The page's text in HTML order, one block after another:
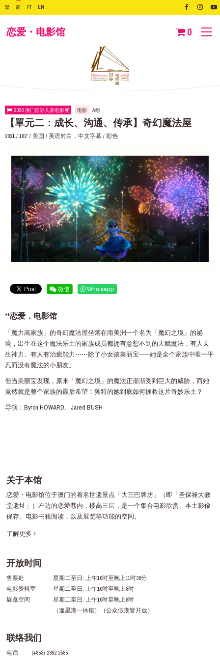
繁 简 PT EN
恋爱・电影馆 0
2026 澳门国际儿童电影展 电影 A组
【單元二：成长、沟通、传承】奇幻魔法屋
2021 / 102‘ / 美国 / 英语对白，中文字幕 / 彩色
微信 Whatsapp
**恋爱．电影馆
「魔力高家族」的奇幻魔法屋坐落在南美洲一个名为「魔幻之境」的祕
境，出生在这个魔法乐土的家族成员都拥有意想不到的天赋魔法，有人天
生神力、有人有治癒能力⋯⋯除了小女孩美丽宝——她是全个家族中唯一平
凡而没有魔法的小朋友。
但当美丽宝发现，原来「魔幻之境」的魔法正渐渐受到巨大的威胁，而她
竟然就是整个家族的最后希望！独特的她到底如何拯救这片奇妙乐土？
导演：Byron HOWARD、Jared BUSH
关于本馆
恋爱・电影馆位于澳门的着名世遗景点「大三巴牌坊」（即「圣保禄大教
堂遗址」）左边的恋爱巷内，楼高三层，是一个集合电影欣赏、本土影像
保存、电影书籍阅读，以及展览等功能的空间。
了解更多
开放时间
售票处
星期二至日: 上午10时至晚上11时30分
电影资料室
星期二至日: 上午10时至晚上8时
展览空间
星期二至日: 上午10时至晚上8时
（逢星期一休馆）（公众假期皆开放）
联络我们
电话
(+853) 2852 2585